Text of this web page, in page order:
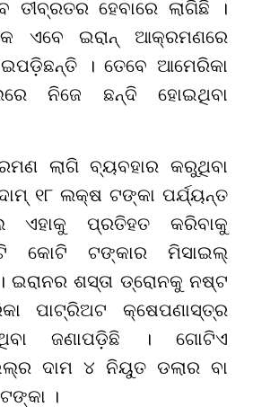
ତୀବ୍ରତର ହେବାରେ ଲାଗିଛି ।
ଏବେ ଇରାନ୍ ଆକ୍ରମଣରେ
। ତେବେ ଆମେରିକା
ନିଜେ ଛନ୍ଦି ହୋଇଥିବା
ଲାଗି ବ୍ୟବହାର କରୁଥିବା
୧୮ ଲକ୍ଷ ଟଙ୍କା ପର୍ଯ୍ୟନ୍ତ
ଏହାକୁ ପ୍ରତିହତ କରିବାକୁ
କୋଟି ଟଙ୍କାର ମିସାଇଲ୍
ଇରାନର ଶସ୍ତା ଡ୍ରୋନକୁ ନଷ୍ଟ
ପାଟ୍ରିଅଟ କ୍ଷେପଣାସ୍ତ୍ର
ଜଣାପଡ଼ିଛି । ଗୋଟିଏ
ଦାମ ୪ ନିୟୁତ ଡଲାର ବା
।